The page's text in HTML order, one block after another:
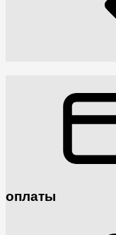
оплаты